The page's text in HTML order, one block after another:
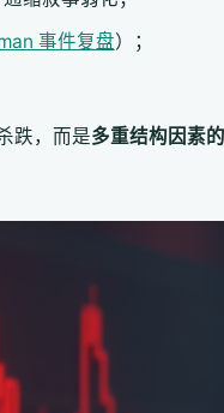
事件复盘）；
跌，而是多重结构因素